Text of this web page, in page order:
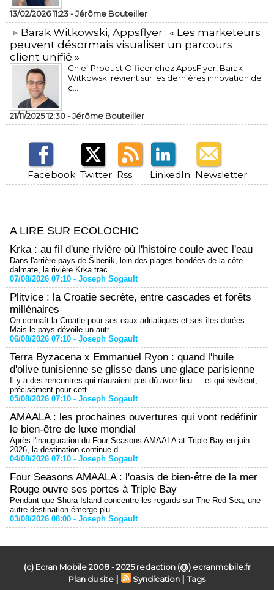
13/02/2026 11:23 -Jérôme Bouteiller
​Barak Witkowski, Appsflyer : « Les marketeurs
peuvent désormais visualiser un parcours
client unifié »
Chief Product Officer chez AppsFlyer, ​Barak
Witkowski revient sur les dernières innovation de
c...
21/11/2025 12:30 -Jérôme Bouteiller
Facebook Twitter Rss LinkedIn Newsletter
A LIRE SUR ECOLOCHIC
Krka : au fil d'une rivière où l'histoire coule avec l'eau
Dans l'arrière-pays de Šibenik, loin des plages bondées de la côte
dalmate, la rivière Krka trac...
07/08/2026 07:10 - Joseph Sogault
Plitvice : la Croatie secrète, entre cascades et forêts
millénaires
On connaît la Croatie pour ses eaux adriatiques et ses îles dorées.
Mais le pays dévoile un autr...
06/08/2026 07:10 - Joseph Sogault
Terra Byzacena x Emmanuel Ryon : quand l'huile
d'olive tunisienne se glisse dans une glace parisienne
Il y a des rencontres qui n'auraient pas dû avoir lieu — et qui révèlent,
précisément pour cett...
05/08/2026 07:10 - Joseph Sogault
AMAALA : les prochaines ouvertures qui vont redéfinir
le bien-être de luxe mondial
Après l'inauguration du Four Seasons AMAALA at Triple Bay en juin
2026, la destination continue d...
04/08/2026 07:10 - Joseph Sogault
Four Seasons AMAALA : l'oasis de bien-être de la mer
Rouge ouvre ses portes à Triple Bay
Pendant que Shura Island concentre les regards sur The Red Sea, une
autre destination émerge plu...
03/08/2026 08:00 - Joseph Sogault
(c) Ecran Mobile 2008 - 2025 redaction (@) ecranmobile.fr
Plan du site | Syndication |Tags